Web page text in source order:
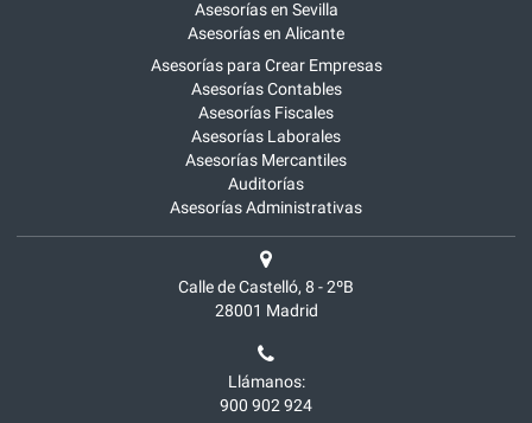
Asesorías en Sevilla
Asesorías en Alicante
Asesorías para Crear Empresas
Asesorías Contables
Asesorías Fiscales
Asesorías Laborales
Asesorías Mercantiles
Auditorías
Asesorías Administrativas
Calle de Castelló, 8 - 2ºB
28001 Madrid
Llámanos:
900 902 924